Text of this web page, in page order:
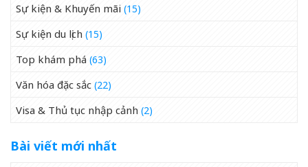
Sự kiện & Khuyến mãi (15)
Sự kiện du lịch (15)
Top khám phá (63)
Văn hóa đặc sắc (22)
Visa & Thủ tục nhập cảnh (2)
Bài viết mới nhất